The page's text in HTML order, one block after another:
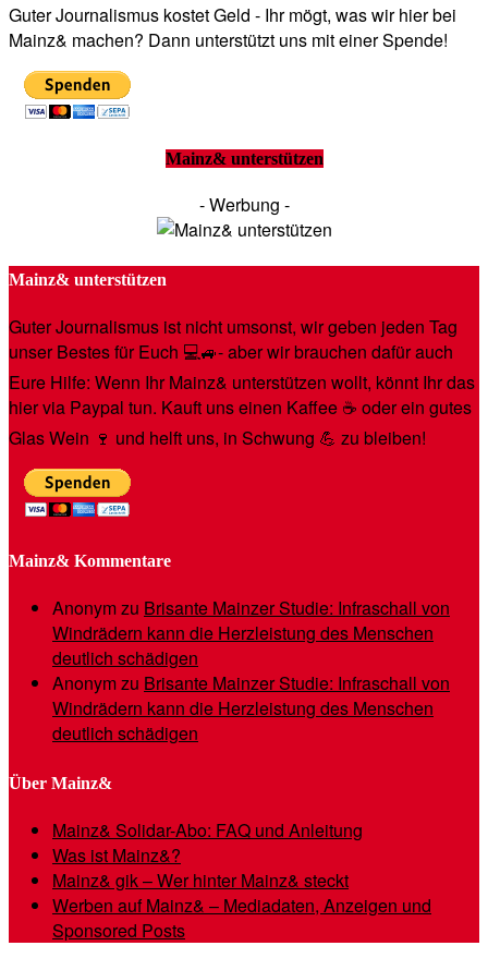
Guter Journalismus kostet Geld - Ihr mögt, was wir hier bei
Mainz& machen? Dann unterstützt uns mit einer Spende!
Mainz& unterstützen
- Werbung -
Mainz& unterstützen
Guter Journalismus ist nicht umsonst, wir geben jeden Tag
unser Bestes für Euch 💻🚙- aber wir brauchen dafür auch
Eure Hilfe: Wenn Ihr Mainz& unterstützen wollt, könnt Ihr das
hier via Paypal tun. Kauft uns einen Kaffee ☕️ oder ein gutes
Glas Wein 🍷 und helft uns, in Schwung 💪 zu bleiben!
Mainz& Kommentare
Anonymzu Brisante Mainzer Studie: Infraschall von
Windrädern kann die Herzleistung des Menschen
deutlich schädigen
Anonymzu Brisante Mainzer Studie: Infraschall von
Windrädern kann die Herzleistung des Menschen
deutlich schädigen
Über Mainz&
Mainz& Solidar-Abo: FAQ und Anleitung
Was ist Mainz&?
Mainz& gik – Wer hinter Mainz& steckt
Werben auf Mainz& – Mediadaten, Anzeigen und
Sponsored Posts